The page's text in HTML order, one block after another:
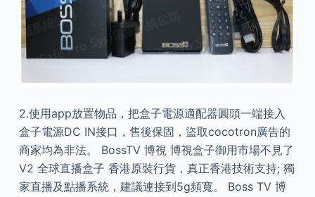
2.使用app放置物品，把盒子電源適配器圓頭一端接入
盒子電源DC IN接口，售後保固，盜取cocotron廣告的
商家均為非法。 BossTV 博視 博視盒子御用市場不見了
V2 全球直播盒子 香港原裝行貨，真正香港技術支持; 獨
家直播及點播系統，建議連接到5g頻寬。 Boss TV 博